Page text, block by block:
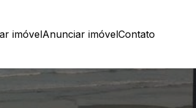
imóvelAnunciar imóvelContato